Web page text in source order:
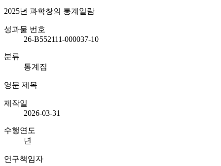
2025년 과학창의 통계일람
성과물 번호
26-B552111-000037-10
분류
통계집
영문 제목
제작일
2026-03-31
수행연도
년
연구책임자